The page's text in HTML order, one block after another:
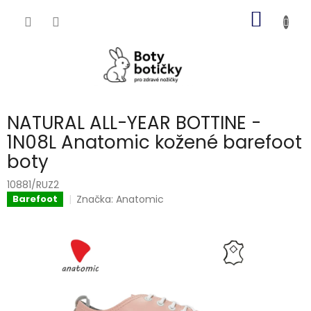
KOŠÍK
NATURAL ALL-YEAR BOTTINE -
1N08L Anatomic kožené barefoot
boty
10881/RUZ2
Barefoot Značka:Anatomic